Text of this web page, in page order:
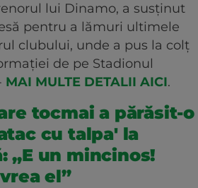
lui Dinamo, a susținut
pentru a lămuri ultimele
clubului, unde a pus la colț
de pe Stadionul
MAI MULTE DETALII AICI.
tocmai a părăsit-o
cu talpa' la
„E un mincinos!
el”